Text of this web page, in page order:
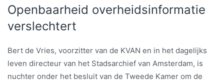
Openbaarheid overheidsinformatie
verslechtert
Bert de Vries, voorzitter van de KVAN en in het dagelijks
leven directeur van het Stadsarchief van Amsterdam, is
nuchter onder het besluit van de Tweede Kamer om de